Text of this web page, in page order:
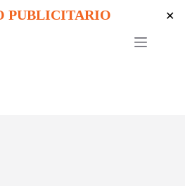
PUBLICITARIO ✕